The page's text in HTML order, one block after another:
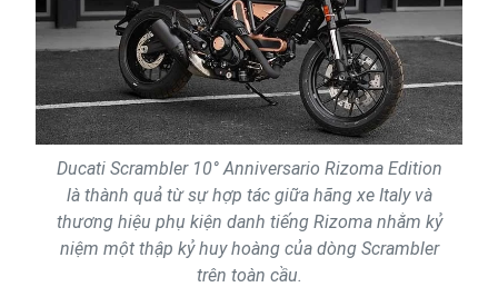
Ducati Scrambler 10° Anniversario Rizoma Edition
là thành quả từ sự hợp tác giữa hãng xe Italy và
thương hiệu phụ kiện danh tiếng Rizoma nhằm kỷ
niệm một thập kỷ huy hoàng của dòng Scrambler
trên toàn cầu.